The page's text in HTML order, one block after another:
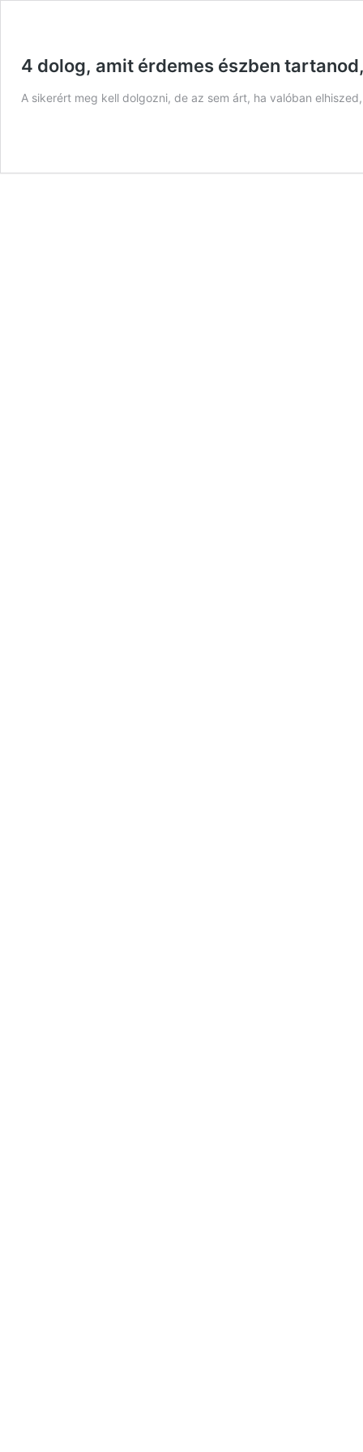
4 dolog, amit érdemes észben
A sikerért meg kell dolgozni, de az sem árt, ha valóban